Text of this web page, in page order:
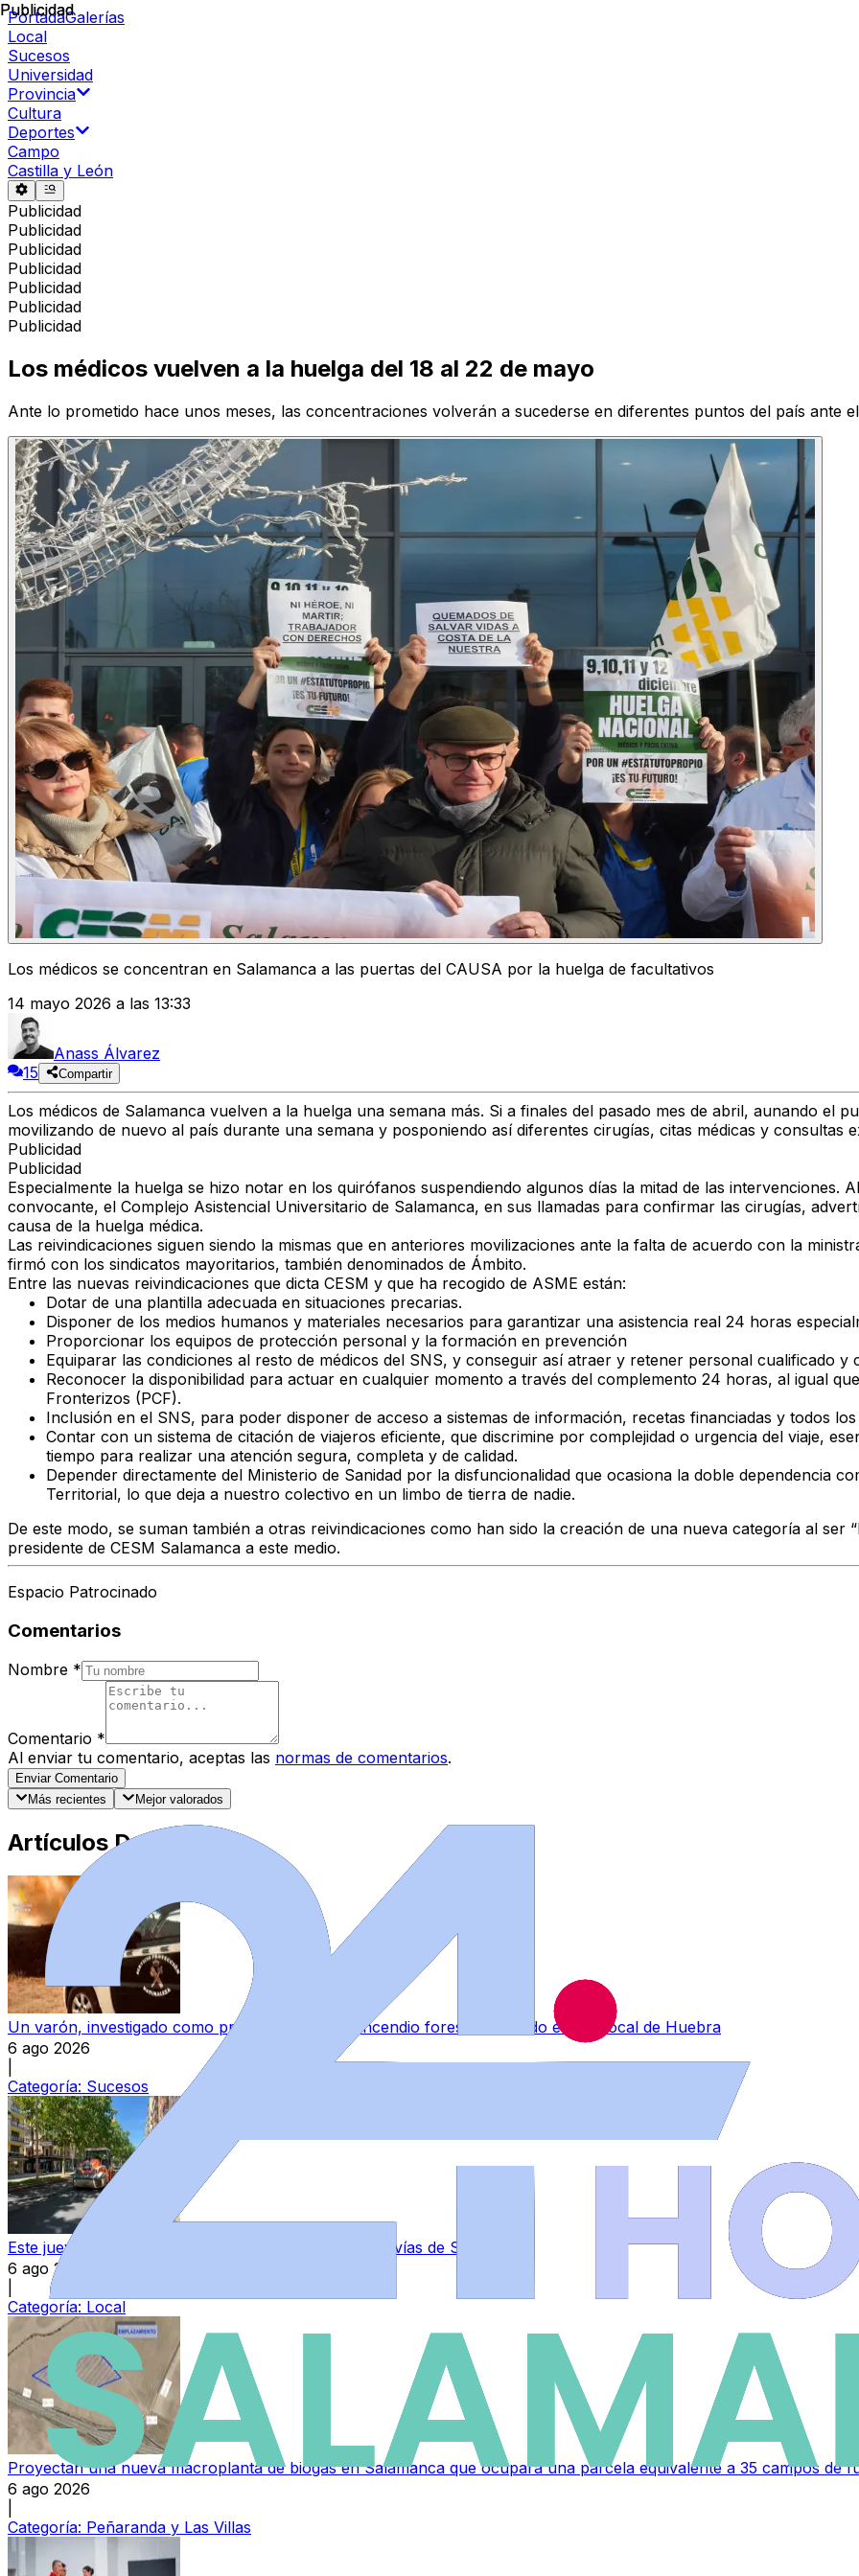
PortadaGalerías
Local
Sucesos
Universidad
Provincia
Cultura
Deportes
Campo
Castilla y León
Publicidad
Publicidad
Publicidad
Publicidad
Publicidad
Publicidad
Publicidad
Publicidad
Los médicos vuelven a la huelga del 18 al 22 de mayo
Ante lo prometido hace unos meses, las concentraciones volverán a sucederse en diferentes puntos del país ante
Los médicos se concentran en Salamanca a las puertas del CAUSA por la huelga de facultativos
14 mayo 2026 a las 13:33
Anass Álvarez
15
Compartir
Los médicos de Salamanca vuelven a la huelga una semana más. Si a finales del pasado mes de abril, aunando el
movilizando de nuevo al país durante una semana y posponiendo así diferentes cirugías, citas médicas y consultas
Publicidad
Publicidad
Especialmente la huelga se hizo notar en los quirófanos suspendiendo algunos días la mitad de las intervenciones.
convocante, el Complejo Asistencial Universitario de Salamanca, en sus llamadas para confirmar las cirugías,
causa de la huelga médica.
Las reivindicaciones siguen siendo la mismas que en anteriores movilizaciones ante la falta de acuerdo con la
firmó con los sindicatos mayoritarios, también denominados de Ámbito.
Entre las nuevas reivindicaciones que dicta CESM y que ha recogido de ASME están:
Dotar de una plantilla adecuada en situaciones precarias.
Disponer de los medios humanos y materiales necesarios para garantizar una asistencia real 24 horas
Proporcionar los equipos de protección personal y la formación en prevención
Equiparar las condiciones al resto de médicos del SNS, y conseguir así atraer y retener personal cualificado y
Reconocer la disponibilidad para actuar en cualquier momento a través del complemento 24 horas, al igual
Fronterizos (PCF).
Inclusión en el SNS, para poder disponer de acceso a sistemas de información, recetas financiadas y todos
Contar con un sistema de citación de viajeros eficiente, que discrimine por complejidad o urgencia del viaje,
tiempo para realizar una atención segura, completa y de calidad.
Depender directamente del Ministerio de Sanidad por la disfuncionalidad que ocasiona la doble dependencia
Territorial, lo que deja a nuestro colectivo en un limbo de tierra de nadie.
De este modo, se suman también a otras reivindicaciones como han sido la creación de una nueva categoría al ser
presidente de CESM Salamanca a este medio.
Espacio Patrocinado
Comentarios
Nombre *
Comentario *
Al enviar tu comentario, aceptas las normas de comentarios.
Enviar Comentario
Más recientes
Mejor valorados
Artículos Destacados
Un varón, investigado como presunto autor del incendio forestal ocurrido en Berrocal de Huebra
6 ago 2026
Categoría: Sucesos
Este jueves se inician las obras de asfaltado en once vías de Salamanca
6 ago 2026
Categoría: Local
Proyectan una nueva macroplanta de biogás en Salamanca que ocupará una parcela equivalente a 35 campos de
6 ago 2026
Categoría: Peñaranda y Las Villas
Publicidad